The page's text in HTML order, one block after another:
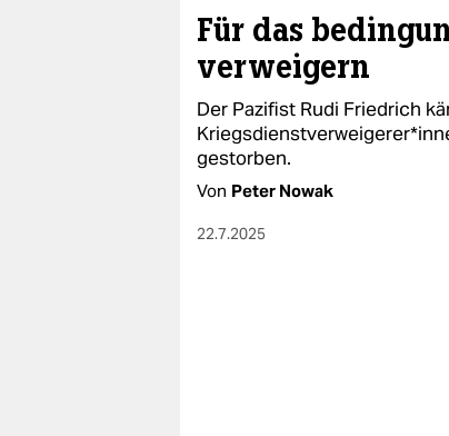
Für das
verweigern
Der Pazifist Rudi Friedrich
gestorben.
Von Peter Nowak
22.7.2025